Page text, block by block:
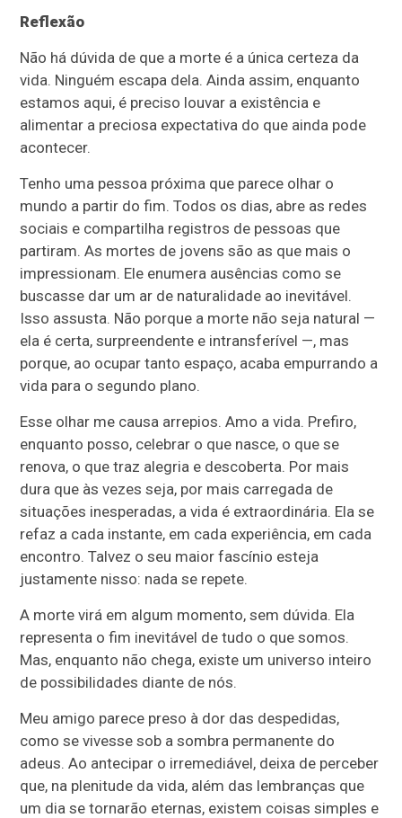
Reflexão
Não há dúvida de que a morte é a única certeza da
vida. Ninguém escapa dela. Ainda assim, enquanto
estamos aqui, é preciso louvar a existência e
alimentar a preciosa expectativa do que ainda pode
acontecer.
Tenho uma pessoa próxima que parece olhar o
mundo a partir do fim. Todos os dias, abre as redes
sociais e compartilha registros de pessoas que
partiram. As mortes de jovens são as que mais o
impressionam. Ele enumera ausências como se
buscasse dar um ar de naturalidade ao inevitável.
Isso assusta. Não porque a morte não seja natural —
ela é certa, surpreendente e intransferível —, mas
porque, ao ocupar tanto espaço, acaba empurrando a
vida para o segundo plano.
Esse olhar me causa arrepios. Amo a vida. Prefiro,
enquanto posso, celebrar o que nasce, o que se
renova, o que traz alegria e descoberta. Por mais
dura que às vezes seja, por mais carregada de
situações inesperadas, a vida é extraordinária. Ela se
refaz a cada instante, em cada experiência, em cada
encontro. Talvez o seu maior fascínio esteja
justamente nisso: nada se repete.
A morte virá em algum momento, sem dúvida. Ela
representa o fim inevitável de tudo o que somos.
Mas, enquanto não chega, existe um universo inteiro
de possibilidades diante de nós.
Meu amigo parece preso à dor das despedidas,
como se vivesse sob a sombra permanente do
adeus. Ao antecipar o irremediável, deixa de perceber
que, na plenitude da vida, além das lembranças que
um dia se tornarão eternas, existem coisas simples e